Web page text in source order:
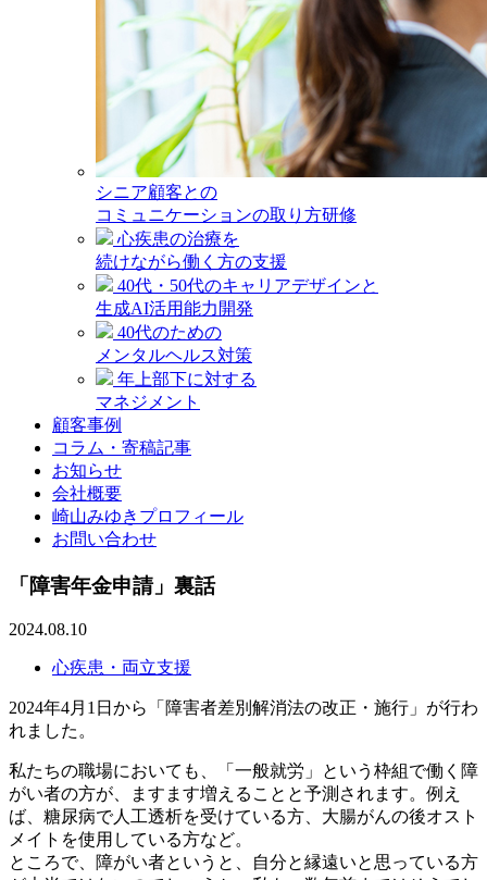
シニア顧客との
コミュニケーションの取り方研修
心疾患の治療を
続けながら働く方の支援
40代・50代のキャリアデザインと
生成AI活用能力開発
40代のための
メンタルヘルス対策
年上部下に対する
マネジメント
顧客事例
コラム・寄稿記事
お知らせ
会社概要
崎山みゆきプロフィール
お問い合わせ
「障害年金申請」裏話
2024.08.10
心疾患・両立支援
2024年4月1日から「障害者差別解消法の改正・施行」が行わ
れました。
私たちの職場においても、「一般就労」という枠組で働く障
がい者の方が、ますます増えることと予測されます。例え
ば、糖尿病で人工透析を受けている方、大腸がんの後オスト
メイトを使用している方など。
ところで、障がい者というと、自分と縁遠いと思っている方